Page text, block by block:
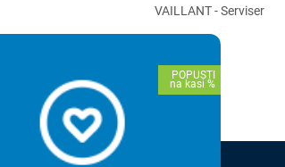
VAILLANT - Serviser
VISION RIMA - Servis
gorivo